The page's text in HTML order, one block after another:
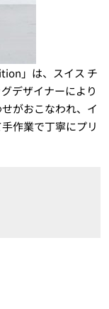
」は、スイス チ
デザイナーにより
がおこなわれ、イ
作業で丁寧にプリ